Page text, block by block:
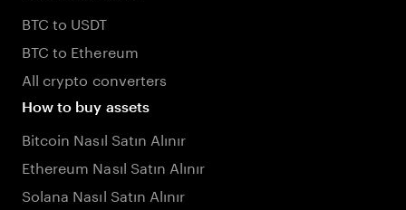
BTC to USDT
BTC to Ethereum
All crypto converters
How to buy assets
Bitcoin Nasıl Satın Alınır
Ethereum Nasıl Satın Alınır
Solana Nasıl Satın Alınır